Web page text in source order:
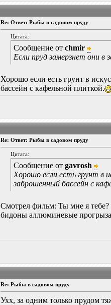
Re: Ответ: Рыбы в садовом пруду
Цитата:
Сообщение от chmir
Если пруд замерзнет они в
Хорошо если есть грунт в
бассейн с кафельной плиткой.
Re: Ответ: Рыбы в садовом пруду
Цитата:
Сообщение от gavrosh
Хорошо если есть грунт в
заброшенный бассейн с
Смотрел фильм: Ты мне я
бидоны аллюминевые
Re: Рыбы в садовом пруду
Ухх, за одним только прудом